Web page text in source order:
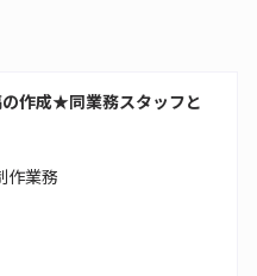
作成★同業務スタッフと
作業務